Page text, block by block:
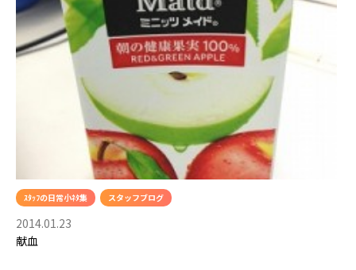
ｽﾀｯﾌの日常小ﾈﾀ集 スタッフブログ
2014.01.23
献血